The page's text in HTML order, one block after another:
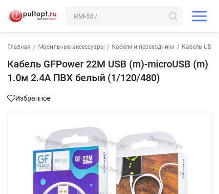
Главная / Мобильные аксессуары / Кабели и переходники / Кабель USB-
Кабель GFPower 22M USB (m)-microUSB (m)
1.0м 2.4A ПВХ белый (1/120/480)
Избранное